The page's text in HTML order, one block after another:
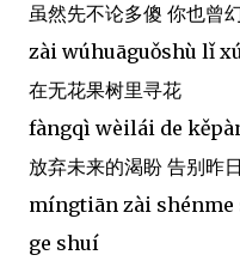
虽然先不论多傻 你也曾
zài wúhuāguǒshù lǐ
在无花果树里寻花
fàngqì wèilái de
放弃未来的渴盼 告别昨
míngtiān zài
ge shuí